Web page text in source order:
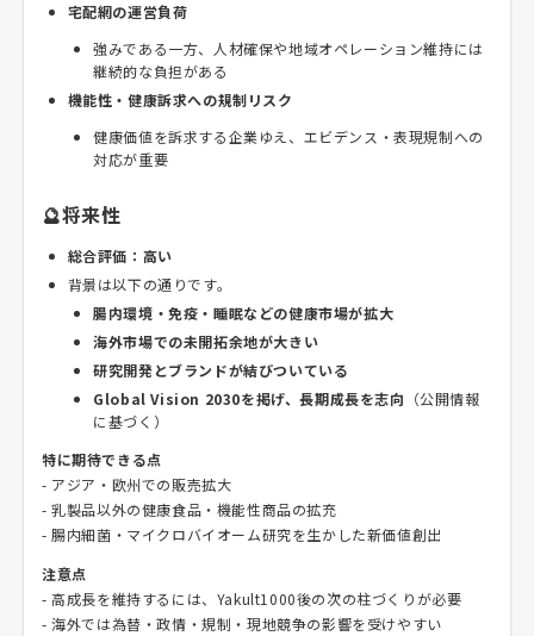
宅配網の運営負荷
強みである一方、人材確保や地域オペレーション維持には
継続的な負担がある
機能性・健康訴求への規制リスク
健康価値を訴求する企業ゆえ、エビデンス・表現規制への
対応が重要
🔮将来性
総合評価：高い
背景は以下の通りです。
腸内環境・免疫・睡眠などの健康市場が拡大
海外市場での未開拓余地が大きい
研究開発とブランドが結びついている
Global Vision 2030を掲げ、長期成長を志向 （公開情報
に基づく）
特に期待できる点
- アジア・欧州での販売拡大
- 乳製品以外の健康食品・機能性商品の拡充
- 腸内細菌・マイクロバイオーム研究を生かした新価値創出
注意点
- 高成長を維持するには、Yakult1000後の次の柱づくりが必要
- 海外では為替・政情・規制・現地競争の影響を受けやすい